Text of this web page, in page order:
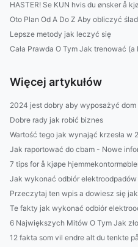
HASTER! Se KUN hvis du ønsker å
Oto Plan Od A Do Z Aby obliczyć
Lepsze metody jak leczyć się
Cała Prawda O Tym Jak trenować
Więcej artykułów
2024 jest dobry aby wyposażyć dom
Dobre rady jak robić biznes
Wartość tego jak wynająć krzesła w
Jak raportować do cbam - Nowe
7 tips for å kjøpe
Jak wykonać odbiór
Przeczytaj ten wpis a dowiesz się
Te fakty jak wykonać odbiór
6 Największych Mitów O Tym Jak
12 fakta som vil endre alt du tenkte